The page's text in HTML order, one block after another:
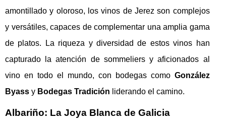
amontillado y oloroso, los vinos de Jerez son complejos
y versátiles, capaces de complementar una amplia gama
de platos. La riqueza y diversidad de estos vinos han
capturado la atención de sommeliers y aficionados al
vino en todo el mundo, con bodegas como González
Byass y Bodegas Tradición liderando el camino.
Albariño: La Joya Blanca de Galicia